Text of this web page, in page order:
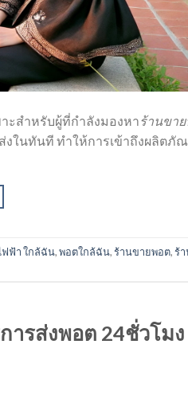
ะสำหรับผู้ที่กำลังมองหาร้านขา
ในทันที ทำให้การเข้าถึงผลิตภั
ฟฟ้า ใกล้ฉัน,พอตใกล้ฉัน,ร้านขายพอต,ร้
รส่งพอต 24ชั่วโมง